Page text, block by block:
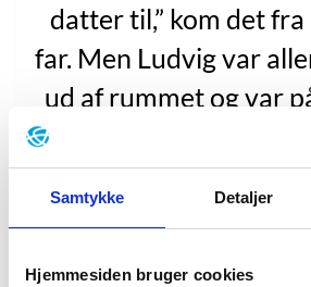
Samtykke Detaljer
Hjemmesiden bruger cookies
datter til,” kom det
far. Men Ludvig var
ud af rummet og var
produktive, forfatterinde Maria